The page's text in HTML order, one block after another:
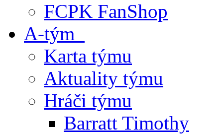
FCPK FanShop
A-tým
Karta týmu
Aktuality týmu
Hráči týmu
Barratt Timothy